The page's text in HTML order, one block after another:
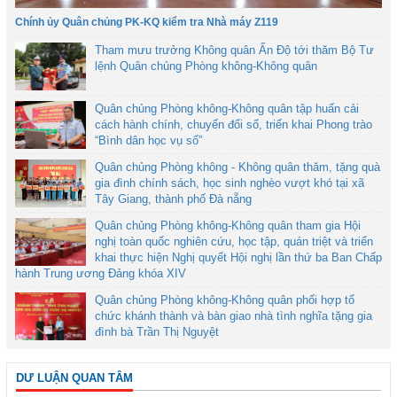
Chính ủy Quân chủng PK-KQ kiểm tra Nhà máy Z119
Tham mưu trưởng Không quân Ấn Độ tới thăm Bộ Tư
lệnh Quân chủng Phòng không-Không quân
Quân chủng Phòng không-Không quân tập huấn cải
cách hành chính, chuyển đổi số, triển khai Phong trào
“Bình dân học vụ số”
Quân chủng Phòng không - Không quân thăm, tặng quà
gia đình chính sách, học sinh nghèo vượt khó tại xã
Tây Giang, thành phố Đà nẵng
Quân chủng Phòng không-Không quân tham gia Hội
nghị toàn quốc nghiên cứu, học tập, quán triệt và triển
khai thực hiện Nghị quyết Hội nghị lần thứ ba Ban Chấp
hành Trung ương Đảng khóa XIV
Quân chủng Phòng không-Không quân phối hợp tổ
chức khánh thành và bàn giao nhà tình nghĩa tặng gia
đình bà Trần Thị Nguyệt
DƯ LUẬN QUAN TÂM